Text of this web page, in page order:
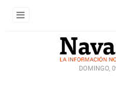
DOMINGO,